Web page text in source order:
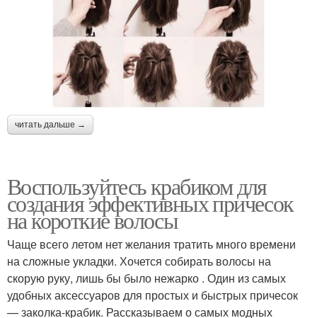
читать дальше →
Воспользуйтесь крабиком для
создания эффективных причесок
на короткие волосы
Чаще всего летом нет желания тратить много времени
на сложные укладки. Хочется собирать волосы на
скорую руку, лишь бы было нежарко . Один из самых
удобных аксессуаров для простых и быстрых причесок
— заколка-крабик. Рассказываем о самых модных